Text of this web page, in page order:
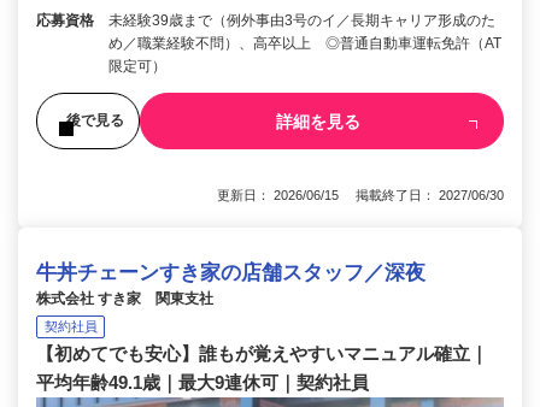
応募資格
未経験39歳まで（例外事由3号のイ／長期キャリア形成のた
め／職業経験不問）、高卒以上 ◎普通自動車運転免許（AT
限定可）
後で見る 詳細を見る
更新日： 2026/06/15 掲載終了日： 2027/06/30
牛丼チェーンすき家の店舗スタッフ／深夜
株式会社 すき家 関東支社
契約社員
【初めてでも安心】誰もが覚えやすいマニュアル確立｜
平均年齢49.1歳｜最大9連休可｜契約社員